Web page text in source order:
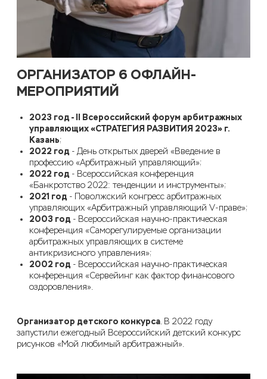
ОРГАНИЗАТОР 6 ОФЛАЙН-
МЕРОПРИЯТИЙ
2023 год - II Всероссийский форум арбитражных
управляющих «СТРАТЕГИЯ РАЗВИТИЯ 2023» г.
Казань;
2022 год -День открытых дверей «Введение в
профессию «Арбитражный управляющий»;
2022 год - Всероссийская конференция
«Банкротство 2022: тенденции и инструменты»;
2021 год - Поволжский конгресс арбитражных
управляющих «Арбитражный управляющий V-праве»;
2003 год - Всероссийская научно-практическая
конференция «Саморегулируемые организации
арбитражных управляющих в системе
антикризисного управления»;
2002 год - Всероссийская научно-практическая
конференция «Сервейинг как фактор финансового
оздоровления».
Организатор детского конкурса. В 2022 году
запустили ежегодный Всероссийский детский конкурс
рисунков«Мой любимый арбитражный».